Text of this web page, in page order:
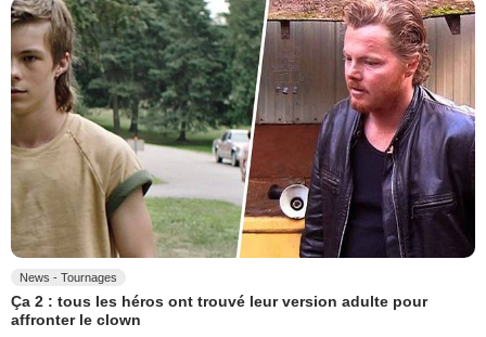
News - Tournages
Ça 2 : tous les héros ont trouvé leur version adulte pour
affronter le clown